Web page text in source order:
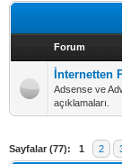
Forum
İnternetten
Adsense ve
açıklamaları.
Sayfalar (77): 1 2